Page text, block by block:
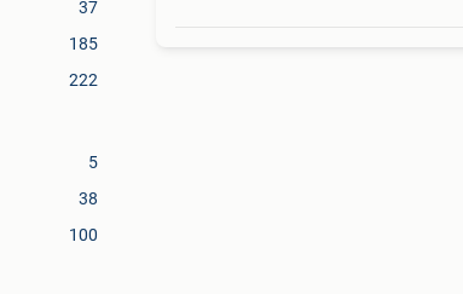
37
185
222
5
38
100